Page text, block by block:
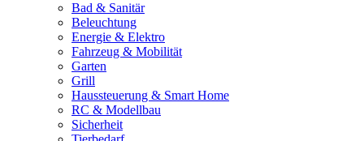
Bad & Sanitär
Beleuchtung
Energie & Elektro
Fahrzeug & Mobilität
Garten
Grill
Haussteuerung & Smart Home
RC & Modellbau
Sicherheit